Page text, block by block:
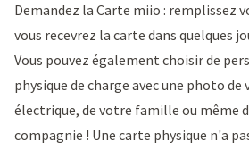
Demandez la Carte miio : remplissez
vous recevrez la carte dans quelques
Vous pouvez également choisir de
physique de charge avec une photo
électrique, de votre famille ou même
compagnie ! Une carte physique n'a